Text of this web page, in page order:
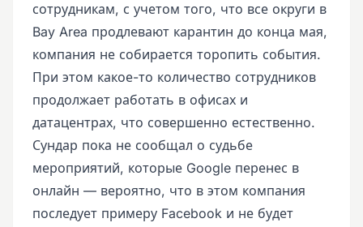
сотрудникам, с учетом того, что все округи в
Bay Area продлевают карантин до конца мая,
компания не собирается торопить события.
При этом какое-то количество сотрудников
продолжает работать в офисах и
датацентрах, что совершенно естественно.
Сундар пока не сообщал о судьбе
мероприятий, которые Google перенес в
онлайн — вероятно, что в этом компания
последует примеру Facebook и не будет